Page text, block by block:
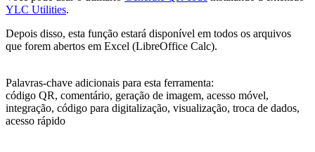
YLC Utilities.
Depois disso, esta função estará disponível em todos os arquivos
que forem abertos em Excel (LibreOffice Calc).
Palavras-chave adicionais para esta ferramenta:
código QR, comentário, geração de imagem, acesso móvel,
integração, código para digitalização, visualização, troca de dados,
acesso rápido